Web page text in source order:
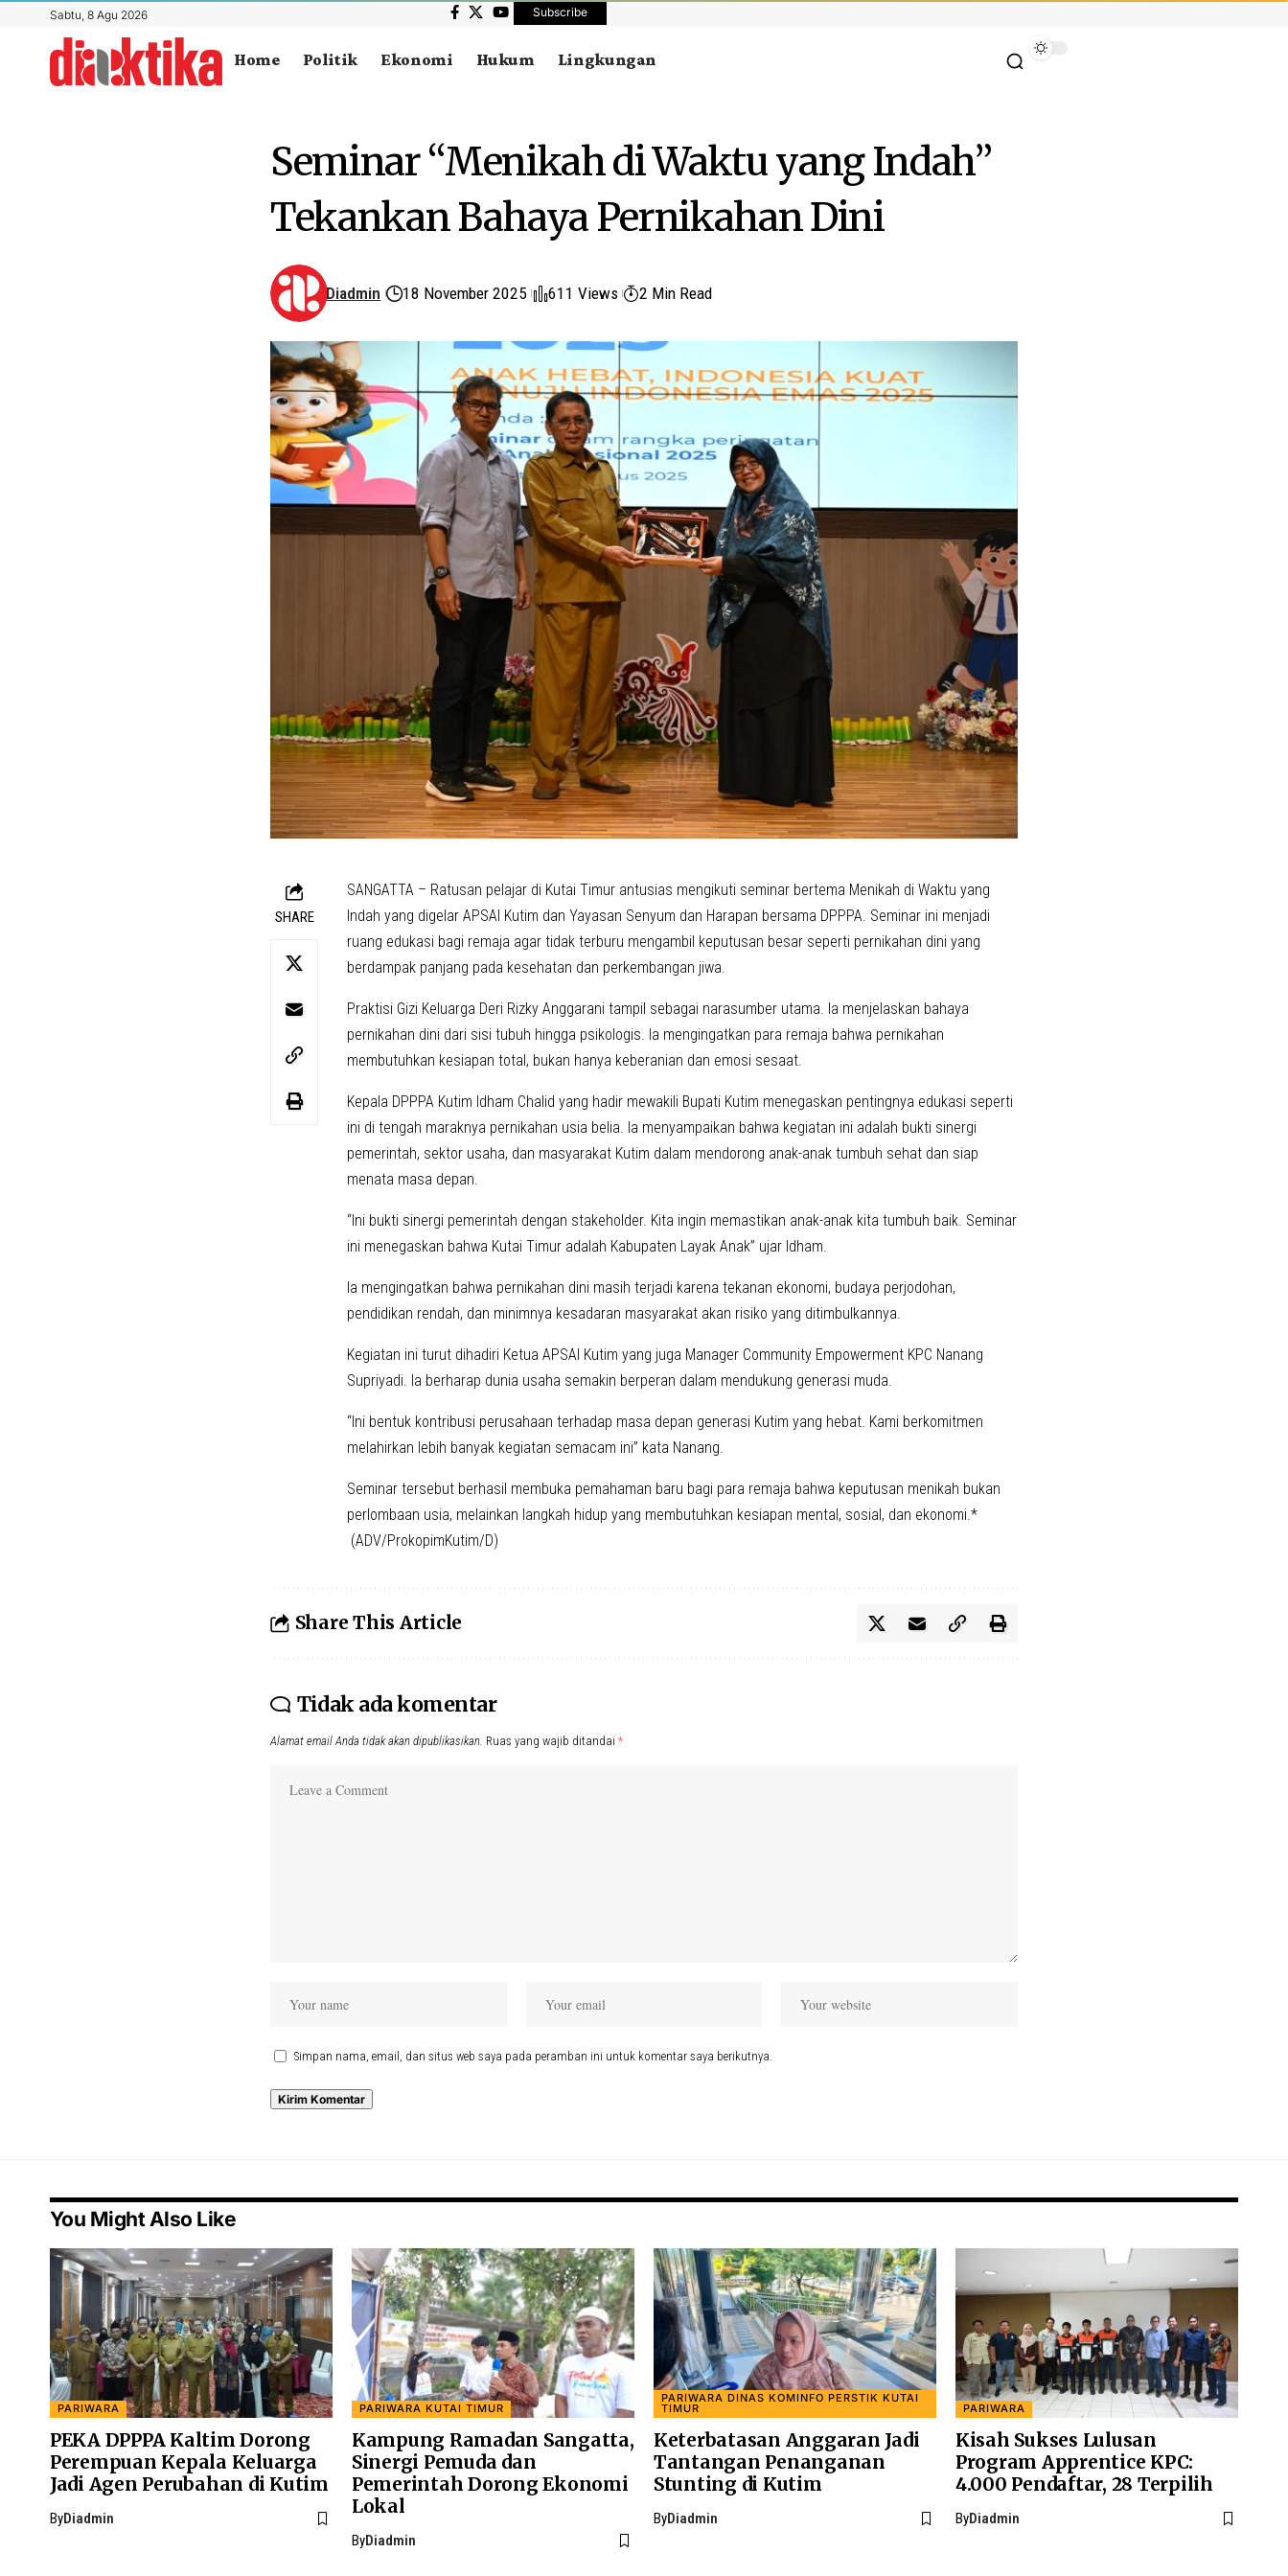
Sabtu, 8 Agu 2026 Subscribe
Home Politik Ekonomi Hukum Lingkungan
Seminar “Menikah di Waktu yang Indah”
Tekankan Bahaya Pernikahan Dini
Diadmin 18 November 2025 611 Views 2 Min Read
SHARE
SANGATTA – Ratusan pelajar di Kutai Timur antusias mengikuti seminar bertema Menikah di Waktu yang
Indah yang digelar APSAI Kutim dan Yayasan Senyum dan Harapan bersama DPPPA. Seminar ini menjadi
ruang edukasi bagi remaja agar tidak terburu mengambil keputusan besar seperti pernikahan dini yang
berdampak panjang pada kesehatan dan perkembangan jiwa.
Praktisi Gizi Keluarga Deri Rizky Anggarani tampil sebagai narasumber utama. Ia menjelaskan bahaya
pernikahan dini dari sisi tubuh hingga psikologis. Ia mengingatkan para remaja bahwa pernikahan
membutuhkan kesiapan total, bukan hanya keberanian dan emosi sesaat.
Kepala DPPPA Kutim Idham Chalid yang hadir mewakili Bupati Kutim menegaskan pentingnya edukasi seperti
ini di tengah maraknya pernikahan usia belia. Ia menyampaikan bahwa kegiatan ini adalah bukti sinergi
pemerintah, sektor usaha, dan masyarakat Kutim dalam mendorong anak-anak tumbuh sehat dan siap
menata masa depan.
“Ini bukti sinergi pemerintah dengan stakeholder. Kita ingin memastikan anak-anak kita tumbuh baik. Seminar
ini menegaskan bahwa Kutai Timur adalah Kabupaten Layak Anak” ujar Idham.
Ia mengingatkan bahwa pernikahan dini masih terjadi karena tekanan ekonomi, budaya perjodohan,
pendidikan rendah, dan minimnya kesadaran masyarakat akan risiko yang ditimbulkannya.
Kegiatan ini turut dihadiri Ketua APSAI Kutim yang juga Manager Community Empowerment KPC Nanang
Supriyadi. Ia berharap dunia usaha semakin berperan dalam mendukung generasi muda.
“Ini bentuk kontribusi perusahaan terhadap masa depan generasi Kutim yang hebat. Kami berkomitmen
melahirkan lebih banyak kegiatan semacam ini” kata Nanang.
Seminar tersebut berhasil membuka pemahaman baru bagi para remaja bahwa keputusan menikah bukan
perlombaan usia, melainkan langkah hidup yang membutuhkan kesiapan mental, sosial, dan ekonomi.*
(ADV/ProkopimKutim/D)
Share This Article
Tidak ada komentar
Alamat email Anda tidak akan dipublikasikan. Ruas yang wajib ditandai *
Simpan nama, email, dan situs web saya pada peramban ini untuk komentar saya berikutnya.
You Might Also Like
PARIWARA
PEKA DPPPA Kaltim Dorong
Perempuan Kepala Keluarga
Jadi Agen Perubahan di Kutim
ByDiadmin
PARIWARA KUTAI TIMUR
Kampung Ramadan Sangatta,
Sinergi Pemuda dan
Pemerintah Dorong Ekonomi
Lokal
ByDiadmin
PARIWARA DINAS KOMINFO PERSTIK KUTAI
TIMUR
Keterbatasan Anggaran Jadi
Tantangan Penanganan
Stunting di Kutim
ByDiadmin
PARIWARA
Kisah Sukses Lulusan
Program Apprentice KPC:
4.000 Pendaftar, 28 Terpilih
ByDiadmin